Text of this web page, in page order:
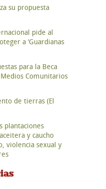
su propuesta
pide al
a ‘Guardianas
para la Beca
Comunitarios
de tierras (El
plantaciones
y caucho
violencia sexual y